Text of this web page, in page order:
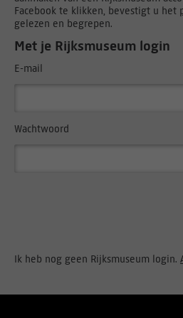
Facebook te klikken, bevestigt u het
gelezen en begrepen.
Met je Rijksmuseum login
E-mail
Wachtwoord
Ik heb nog geen Rijksmuseum login.